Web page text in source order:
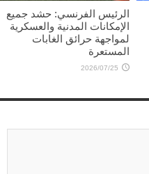
الرئيس الفرنسي: حشد جميع
الإمكانات المدنية والعسكرية
لمواجهة حرائق الغابات
المستعرة
2026/07/25